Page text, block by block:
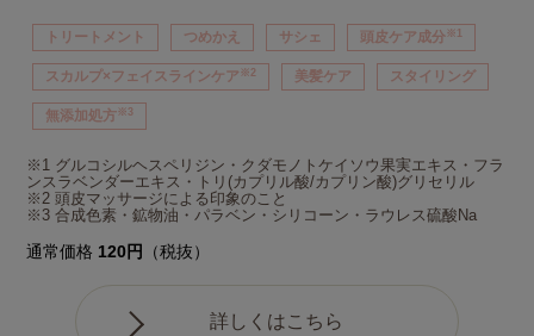
トリートメント つめかえ サシェ 頭皮ケア成分※1
スカルプ×フェイスラインケア ※2 美髪ケア スタイリング
無添加処方※3
※1 グルコシルヘスペリジン・クダモノトケイソウ果実エキス・フラ
ンスラベンダーエキス・トリ(カプリル酸/カプリン酸)グリセリル
※2 頭皮マッサージによる印象のこと
※3 合成色素・鉱物油・パラベン・シリコーン・ラウレス硫酸Na
通常価格 120円 （税抜）
詳しくはこちら